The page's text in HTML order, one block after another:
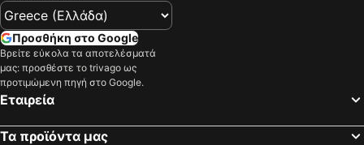
Προσθήκη στο Google
Βρείτε εύκολα τα αποτελέσματά
μας: προσθέστε το trivago ως
προτιμώμενη πηγή στο Google.
Εταιρεία
Τα προϊόντα μας